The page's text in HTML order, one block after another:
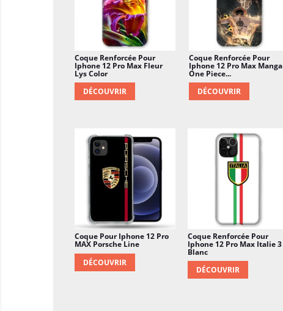
Coque Renforcée Pour
Iphone 12 Pro Max Fleur
Lys Color
DÉCOUVRIR
Coque Renforcée Pour
Iphone 12 Pro Max Manga
One Piece...
DÉCOUVRIR
Coque Pour Iphone 12 Pro
MAX Porsche Line
DÉCOUVRIR
Coque Renforcée Pour
Iphone 12 Pro Max Italie 3
Blanc
DÉCOUVRIR